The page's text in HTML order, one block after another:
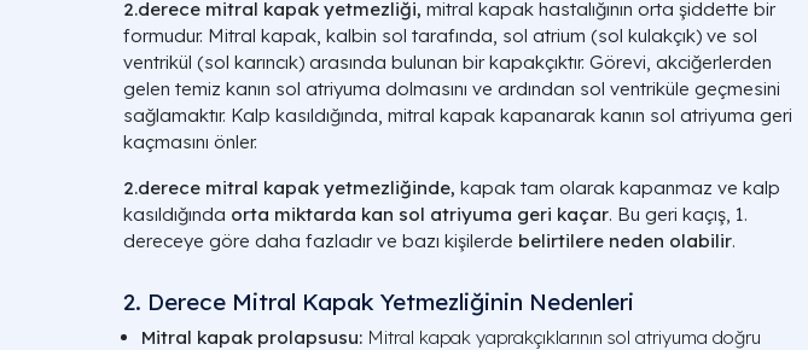
2.derece mitral kapak yetmezliği, mitral kapak hastalığının orta şiddette bir
formudur. Mitral kapak, kalbin sol tarafında, sol atrium (sol kulakçık) ve sol
ventrikül (sol karıncık) arasında bulunan bir kapakçıktır. Görevi, akciğerlerden
gelen temiz kanın sol atriyuma dolmasını ve ardından sol ventriküle geçmesini
sağlamaktır. Kalp kasıldığında, mitral kapak kapanarak kanın sol atriyuma geri
kaçmasını önler.
2.derece mitral kapak yetmezliğinde, kapak tam olarak kapanmaz ve kalp
kasıldığında orta miktarda kan sol atriyuma geri kaçar. Bu geri kaçış, 1.
dereceye göre daha fazladır ve bazı kişilerde belirtilere neden olabilir.
2. Derece Mitral Kapak Yetmezliğinin Nedenleri
Mitral kapak prolapsusu: Mitral kapak yaprakçıklarının sol atriyuma doğru